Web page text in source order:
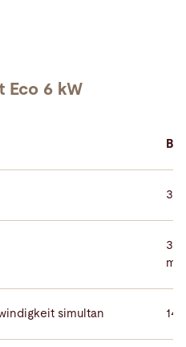
Eco 6 kW
mm
simultan